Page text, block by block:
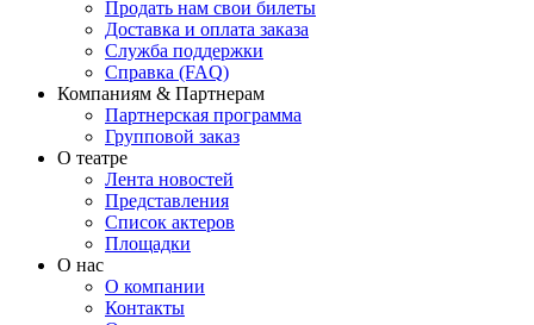
Продать нам свои билеты
Доставка и оплата заказа
Служба поддержки
Справка (FAQ)
Компаниям & Партнерам
Партнерская программа
Групповой заказ
О театре
Лента новостей
Представления
Список актеров
Площадки
О нас
О компании
Контакты